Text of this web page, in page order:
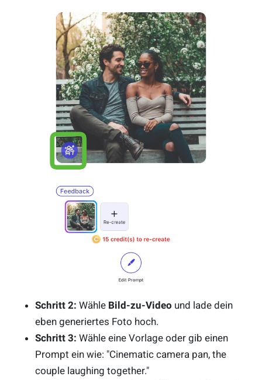
Schritt 2: Wähle Bild-zu-Video und lade dein
eben generiertes Foto hoch.
Schritt 3: Wähle eine Vorlage oder gib einen
Prompt ein wie: "Cinematic camera pan, the
couple laughing together."